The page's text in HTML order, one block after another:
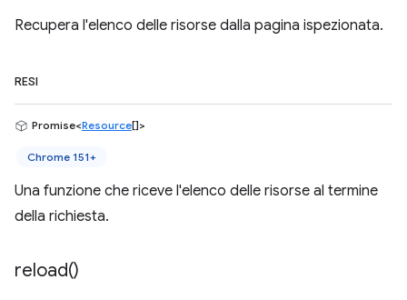
Recupera l'elenco delle risorse dalla pagina ispezionata.
RESI
Promise<Resource[]>
Chrome 151+
Una funzione che riceve l'elenco delle risorse al termine
della richiesta.
reload()